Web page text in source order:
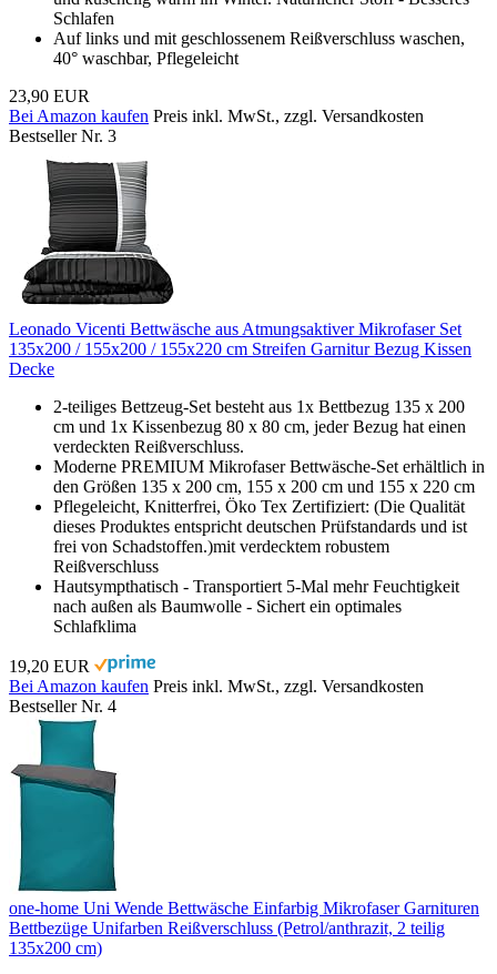
Schlafen
Auf links und mit geschlossenem Reißverschluss waschen,
40° waschbar, Pflegeleicht
23,90 EUR
Bei Amazon kaufen Preis inkl. MwSt., zzgl. Versandkosten
Bestseller Nr. 3
Leonado Vicenti Bettwäsche aus Atmungsaktiver Mikrofaser Set
135x200 / 155x200 / 155x220 cm Streifen Garnitur Bezug Kissen
Decke
2-teiliges Bettzeug-Set besteht aus 1x Bettbezug 135 x 200
cm und 1x Kissenbezug 80 x 80 cm, jeder Bezug hat einen
verdeckten Reißverschluss.
Moderne PREMIUM Mikrofaser Bettwäsche-Set erhältlich in
den Größen 135 x 200 cm, 155 x 200 cm und 155 x 220 cm
Pflegeleicht, Knitterfrei, Öko Tex Zertifiziert: (Die Qualität
dieses Produktes entspricht deutschen Prüfstandards und ist
frei von Schadstoffen.)mit verdecktem robustem
Reißverschluss
Hautsympthatisch - Transportiert 5-Mal mehr Feuchtigkeit
nach außen als Baumwolle - Sichert ein optimales
Schlafklima
19,20 EUR
Bei Amazon kaufen Preis inkl. MwSt., zzgl. Versandkosten
Bestseller Nr. 4
one-home Uni Wende Bettwäsche Einfarbig Mikrofaser Garnituren
Bettbezüge Unifarben Reißverschluss (Petrol/anthrazit, 2 teilig
135x200 cm)